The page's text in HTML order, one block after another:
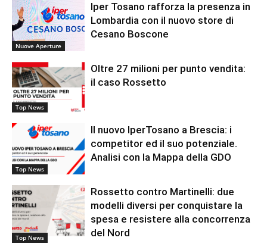
Nuove Aperture
Iper Tosano rafforza la presenza in
Lombardia con il nuovo store di
Cesano Boscone
Top News
Oltre 27 milioni per punto vendita:
il caso Rossetto
Top News
Il nuovo IperTosano a Brescia: i
competitor ed il suo potenziale.
Analisi con la Mappa della GDO
Top News
Rossetto contro Martinelli: due
modelli diversi per conquistare la
spesa e resistere alla concorrenza
del Nord